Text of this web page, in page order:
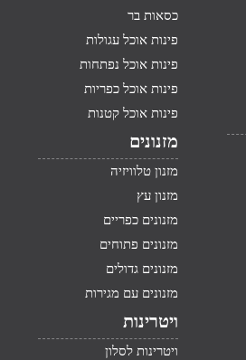
כסאות בר
פינות אוכל עגולות
פינות אוכל נפתחות
פינות אוכל כפריות
פינות אוכל קטנות
מזנונים
מזנון טלוויזיה
מזנון עץ
מזנונים כפריים
מזנונים פתוחים
מזנונים גדולים
מזנונים עם מגירות
ויטרינות
ויטרינות לסלון